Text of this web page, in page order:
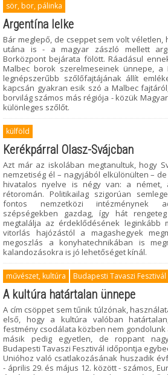
sör, bor, pálinka
Argentína lelke
Bár meglepő, de cseppet sem volt véletlen,
utána is - a magyar zászló mellett
Borközpont bejárata fölött. Ráadásul
Malbec borok szerelmeseinek ünnepe,
legnépszerűbb szőlőfajtájának állít
kapcsán gyakran esik szó a Malbec
borvilág számos más régiója - közük
különleges szőlőt.
külföld
Kerékpárral Olasz-Svájcban
Azt már az iskolában megtanultuk, hogy
nemzetiség él – nagyjából elkülönülten –
hivatalos nyelve is négy van: a
rétoromán. Politikailag szigorúan
fontos nemzetközi intézménynek
szépségekben gazdag, így hát
megtalálja az érdeklődésének leginkább
vitorlás hajózástól a magashegyek
megoszlás a konyhatechnikában is
kalandozásokra is jó lehetőséget kínál.
művészet, kultúra Budapesti Tavaszi Fesztivál
A kultúra határtalan ünnepe
A cím csöppet sem tűnik túlzónak,
első, hogy a kultúra valóban
festmény csodálata közben nem
másik pedig egyetlen, de roppant
Budapesti Tavaszi Fesztivál időpontja
Unióhoz való csatlakozásának huszadik
- április 29. és május 12. között - számos,